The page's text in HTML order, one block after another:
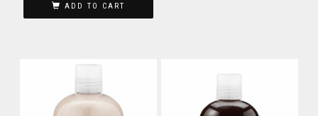
ADD TO CART